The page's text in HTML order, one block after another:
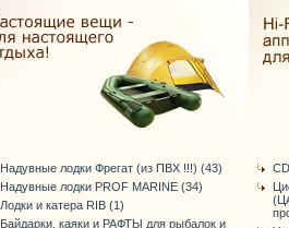
Надувные лодки Фрегат (из ПВХ !!!) (43)
Надувные лодки PROF MARINE (34)
Лодки и катера RIB (1)
Байдарки, каяки и РАФТЫ для рыбалок и